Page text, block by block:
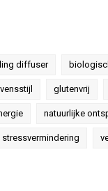
diffuser
glutenvrij
natuurlijke
stressvermindering